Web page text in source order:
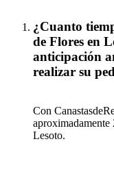
¿Cuanto
de Flores en
anticipación
realizar su
Con
aproximadamente
Lesoto.